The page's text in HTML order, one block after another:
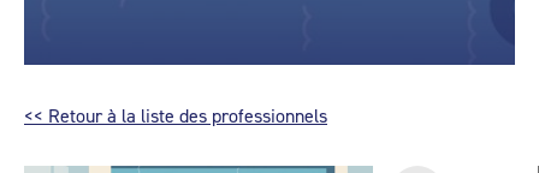
<< Retour à la liste des professionnels